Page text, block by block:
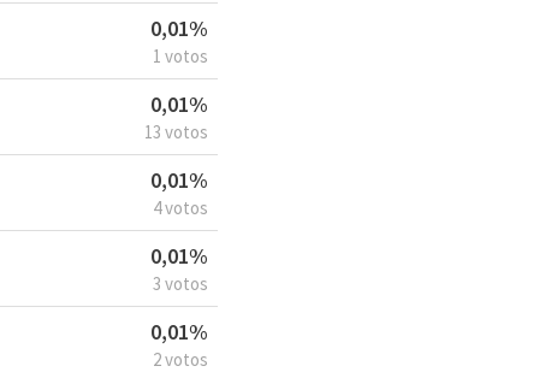
0,01%
1 votos
0,01%
13 votos
0,01%
4 votos
0,01%
3 votos
0,01%
2 votos